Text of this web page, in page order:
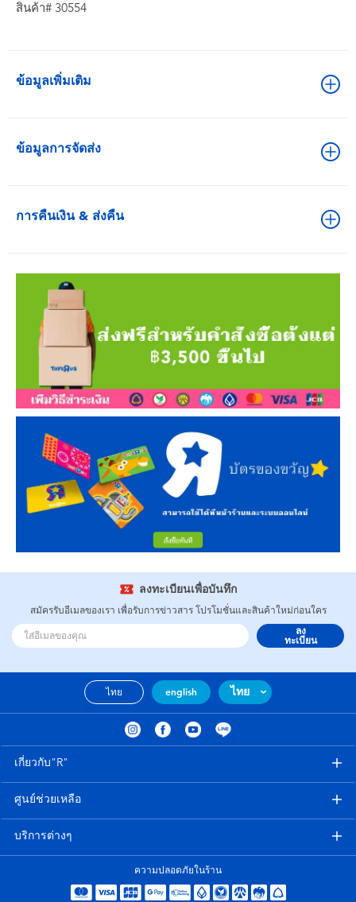
สินค้า# 30554
ข้อมูลเพิ่มเติม
ข้อมูลการจัดส่ง
การคืนเงิน & ส่งคืน
ลงทะเบียนเพื่อบันทึก
สมัครรับอีเมลของเรา เพื่อรับการข่าวสาร โปรโมชั่นและสินค้าใหม่ก่อนใคร
ลง
ทะเบียน
ไทย english ไทย
เกี่ยวกับ"R"
ศูนย์ช่วยเหลือ
บริการต่างๆ
ความปลอดภัยในร้าน